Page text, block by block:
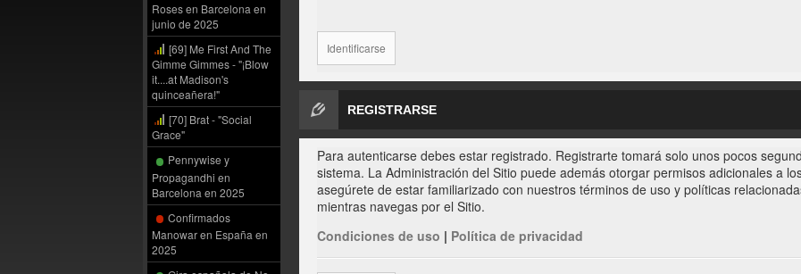
Roses en Barcelona en
junio de 2025
[69] Me First And The
Gimme Gimmes - "¡Blow
it....at Madison's
quinceañera!"
[70] Brat - "Social
Grace"
Pennywise y
Propagandhi en
Barcelona en 2025
Confirmados
Manowar en España en
2025
REGISTRARSE
Para autenticarse debes estar registrado. Registrarte tomará solo unos pocos
sistema. La Administración del Sitio puede además otorgar permisos adicionales a
asegúrete de estar familiarizado con nuestros términos de uso y políticas
mientras navegas por el Sitio.
Condiciones de uso | Política de privacidad